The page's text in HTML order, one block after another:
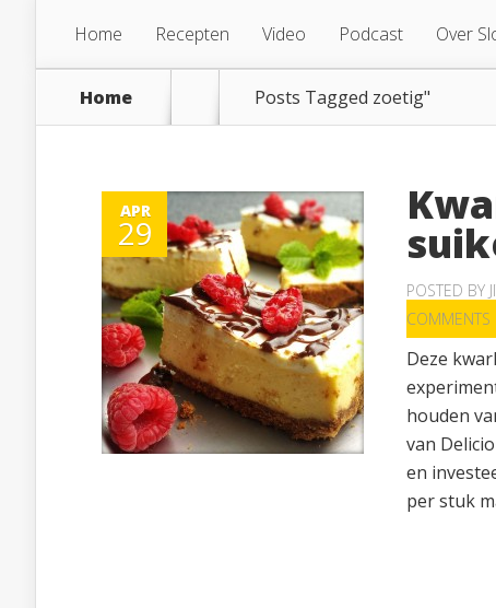
Home Recepten Video Podcast Over
Home Posts Tagged zoetig"
APR
29
POSTED BY
COMMENTS
Deze
houden
van
en
per stuk